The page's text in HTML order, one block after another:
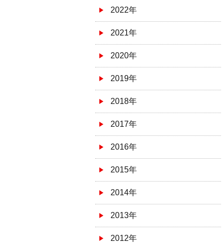
2022年
2021年
2020年
2019年
2018年
2017年
2016年
2015年
2014年
2013年
2012年